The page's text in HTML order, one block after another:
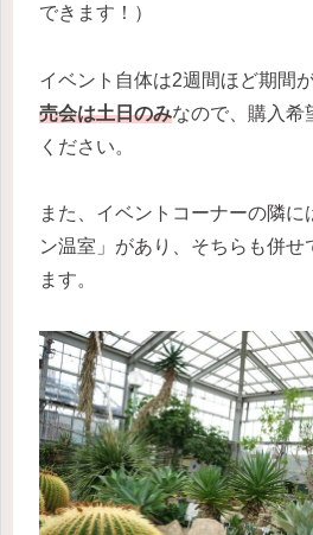
できます！）
イベント自体は2週間ほど期間
売会は土日のみなので、購入希
ください。
また、イベントコーナーの隣に
ン温室」があり、そちらも併せ
ます。